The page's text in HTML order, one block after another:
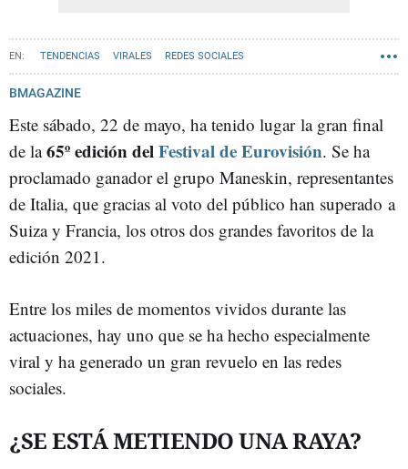
TENDENCIAS VIRALES REDES SOCIALES
BMAGAZINE
Este sábado, 22 de mayo, ha tenido lugar la gran final
de la65º edición delFestival de Eurovisión. Se ha
proclamado ganador el grupo Maneskin, representantes
de Italia, que gracias al voto del público han superado a
Suiza y Francia, los otros dos grandes favoritos de la
edición 2021.
Entre los miles de momentos vividos durante las
actuaciones, hay uno que se ha hecho especialmente
viral y ha generado un gran revuelo en las redes
sociales.
¿SE ESTÁ METIENDO UNA RAYA?